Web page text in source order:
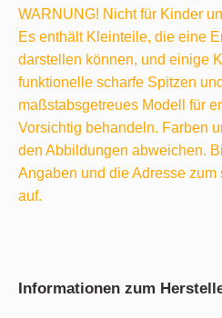
WARNUNG! Nicht für Kinder
Es enthält Kleinteile, die eine
darstellen können, und einige
funktionelle scharfe Spitzen
maßstabsgetreues Modell für
Vorsichtig behandeln. Farben
den Abbildungen abweichen.
Angaben und die Adresse
auf.
Informationen zum